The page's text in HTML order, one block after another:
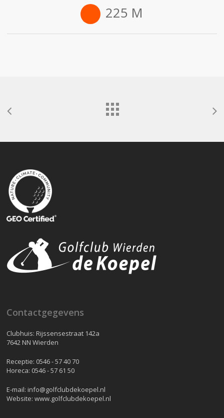
225 M
Contactgegevens
Clubhuis: Rijssensestraat 142a
7642 NN Wierden
Receptie: 0546 - 57 40 70
Horeca: 0546 - 57 61 50
E-mail: info@golfclubdekoepel.nl
Website:www.golfclubdekoepel.nl